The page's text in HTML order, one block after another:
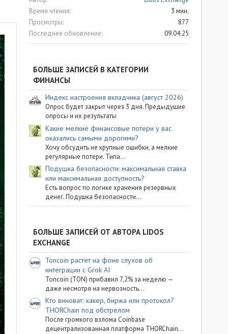
Время чтения
3 мин.
Просмотры
877
Последнее обновление
09.04.25
БОЛЬШЕ ЗАПИСЕЙ В КАТЕГОРИИ
ФИНАНСЫ
Индекс настроения вкладчика (август 2026)
Опрос будет закрыт через 3 дня. Предыдущие
опросы и их результаты
Какие мелкие финансовые потери у вас
оказались самыми дорогими?
Хочу обсудить не крупные ошибки, а мелкие
регулярные потери. Типа...
Подушка безопасности: максимальная ставка
или максимальная доступность?
Есть вопрос по логике хранения резервных
денег. Подушка безопасности...
БОЛЬШЕ ЗАПИСЕЙ ОТ АВТОРА LIDOS
EXCHANGE
Toncoin растёт на фоне слухов об
интеграции с Grok AI
Toncoin (TON) прибавил 7,2% за неделю —
даже несмотря на нервозность...
Кто виноват: хакер, биржа или протокол?
THORChain под обстрелом
После громкого взлома Coinbase
децентрализованная платформа THORChain...